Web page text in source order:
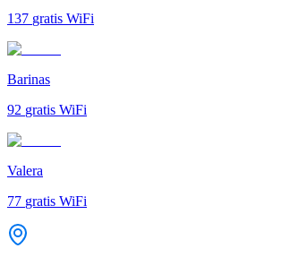
137 gratis WiFi
Barinas
92 gratis WiFi
Valera
77 gratis WiFi